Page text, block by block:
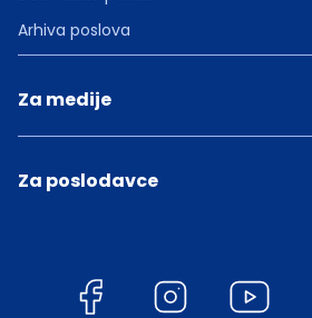
Arhiva poslova
Za medije
Za poslodavce